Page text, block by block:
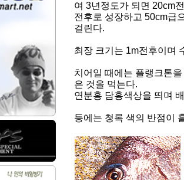
여 3년정도가 되면 20cm
전후로 성장하고 50cm급
걸린다.
최장 크기는 1m전후이며
치어일 때에는 플랭크톤
은 것을 먹는다.
연분홍 담홍색상을 띄며
등에는 청록 색의 반점이